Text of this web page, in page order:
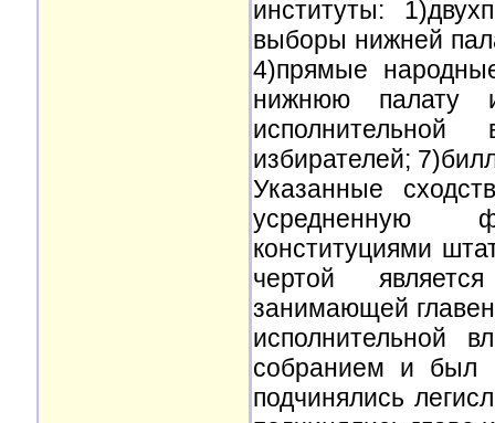
институты:
выборы нижней
4)прямые
нижнюю палату
избирателей;
Указанные
усредненную
конституциями
чертой
занимающей
исполнительной
собранием и был
подчинялись